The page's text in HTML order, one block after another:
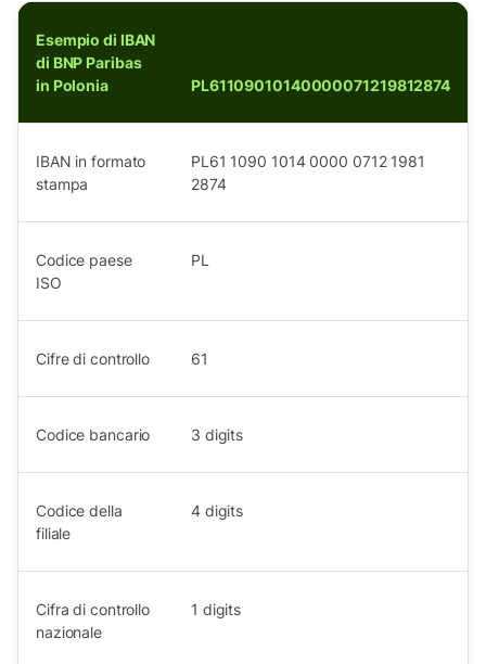
Esempio di IBAN
di BNP Paribas
in Polonia
PL61109010140000071219812874
IBAN in formato
stampa
PL61 1090 1014 0000 0712 1981
2874
Codice paese
ISO
PL
Cifre di controllo 61
Codice bancario 3 digits
Codice della
filiale
4 digits
Cifra di controllo
nazionale
1 digits